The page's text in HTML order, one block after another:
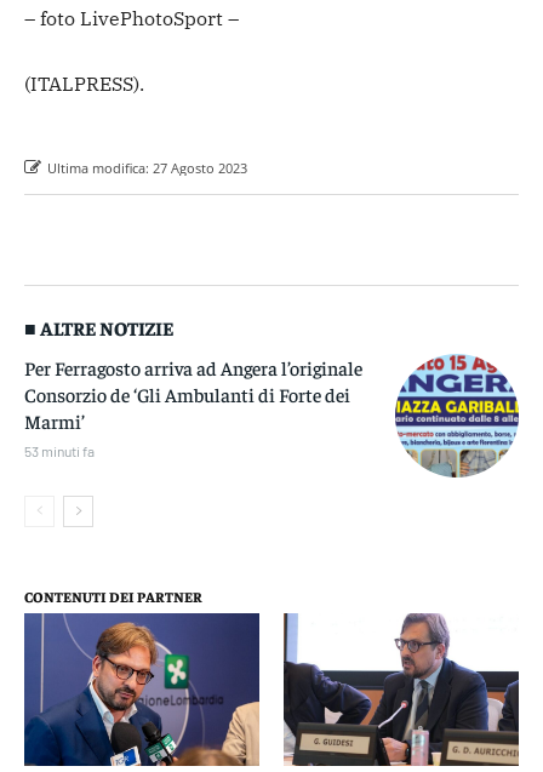
– foto LivePhotoSport –
(ITALPRESS).
Ultima modifica: 27 Agosto 2023
■ ALTRE NOTIZIE
Per Ferragosto arriva ad Angera l’originale
Consorzio de ‘Gli Ambulanti di Forte dei
Marmi’
53 minuti fa
CONTENUTI DEI PARTNER